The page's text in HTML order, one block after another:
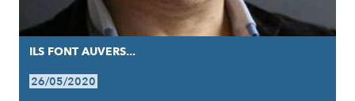
ILS FONT AUVERS...
26/05/2020